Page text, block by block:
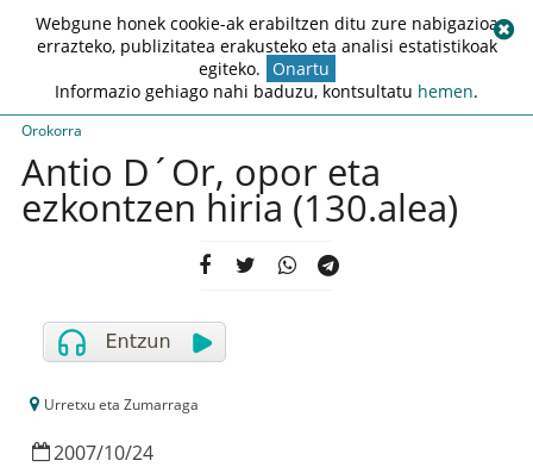
Orokorra
Antio D´Or, opor eta
ezkontzen hiria (130.alea)
Urretxu eta Zumarraga
2007/10/24
Webgune honek cookie-ak erabiltzen ditu zure nabigazioa
errazteko, publizitatea erakusteko eta analisi estatistikoak
egiteko. Onartu
Informazio gehiago nahi baduzu, kontsultatu hemen.